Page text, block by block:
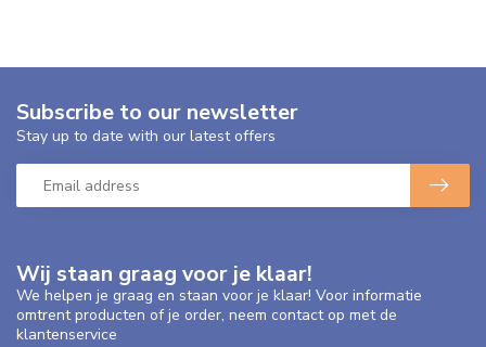
Wij staan graag voor je klaar!
We helpen je graag en staan voor je klaar! Voor informatie
omtrent producten of je order, neem contact op met de
klantenservice
Subscribe to our newsletter
Stay up to date with our latest offers